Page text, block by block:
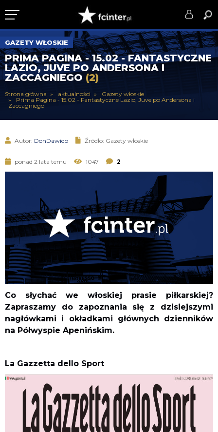
KLUB
DRUŻYNA
SERIE A
PUCHARY
SERWIS
GAZETY WŁOSKIE
PRIMA PAGINA - 15.02 - FANTASTYCZNE
LAZIO, JUVE PO ANDERSONA I
ZACCAGNIEGO (2)
Strona główna aktualności
Gazety włoskie
Prima Pagina - 15.02 - Fantastyczne Lazio, Juve po Andersona i
Zaccagniego
Autor: DonDawido Źródło: Gazety włoskie
ponad 2 lata temu 1047 2
Co słychać we włoskiej prasie piłkarskiej?
Zapraszamy do zapoznania się z dzisiejszymi
nagłówkami i okładkami głównych dzienników
na Półwyspie Apenińskim.
La Gazzetta dello Sport